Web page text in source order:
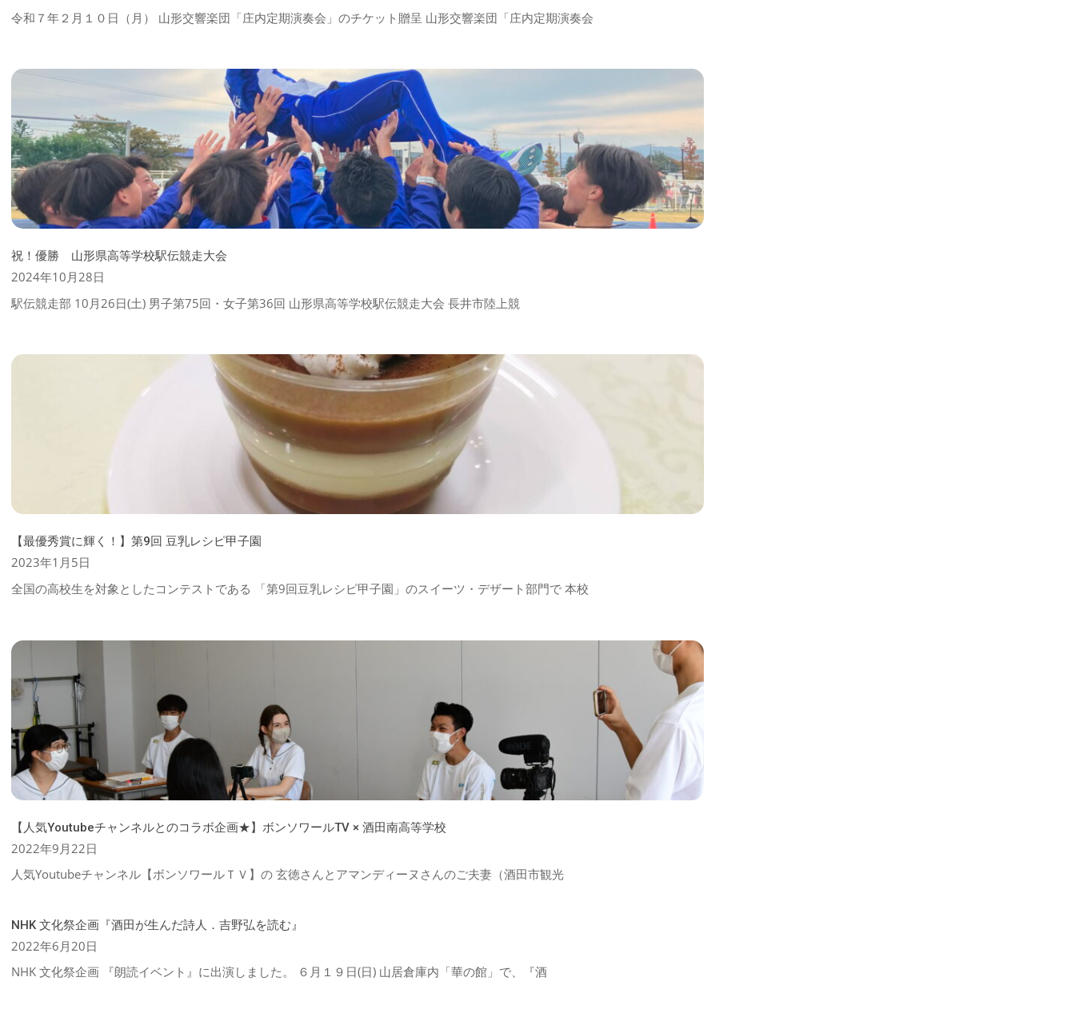
02-
10
令和７年２月１０日（月） 山形交響楽団「庄内定期演奏会」のチケット贈呈 山形交響楽団「庄内定期演奏会
祝！優勝 山形県高等学校駅伝競走大会
2024-
10-
28
2024年10月28日
駅伝競走部 10月26日(土) 男子第75回・女子第36回 山形県高等学校駅伝競走大会 長井市陸上競
【最優秀賞に輝く！】第9回 豆乳レシピ甲子園
2023-
01-
05
2023年1月5日
全国の高校生を対象としたコンテストである 「第9回豆乳レシピ甲子園」のスイーツ・デザート部門で 本校
【人気Youtubeチャンネルとのコラボ企画★】ボンソワールTV × 酒田南高等学校
2022-
09-
22
2022年9月22日
人気Youtubeチャンネル【ボンソワールＴＶ】の 玄徳さんとアマンディーヌさんのご夫妻（酒田市観光
NHK 文化祭企画『酒田が生んだ詩人．吉野弘を読む』
2022-
2022年6月20日
NHK 文化祭企画 『朗読イベント』に出演しました。 ６月１９日(日) 山居倉庫内「華の館」で、『酒